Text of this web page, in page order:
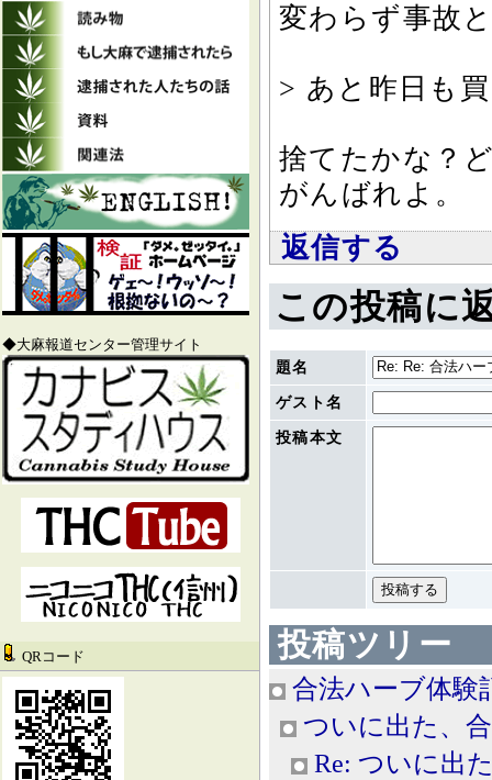
◆大麻報道センター管理サイト
QRコード
変わらず事故
> あと昨日も
捨てたかな？
がんばれよ。
返信する
この投稿に
題名
ゲスト名
投稿本文
投稿ツリー
合法ハーブ体験
ついに出た、
Re: ついに出